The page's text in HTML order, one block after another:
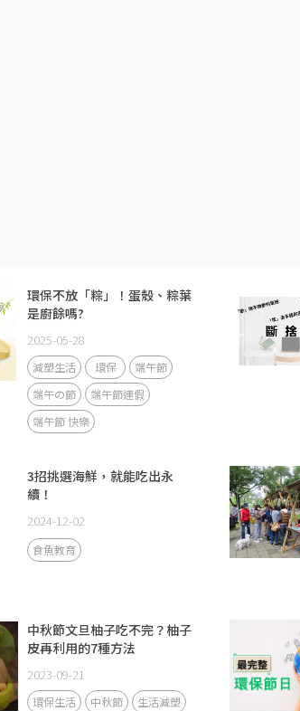
環保不放「粽」！蛋殼、粽葉
是廚餘嗎?
2025-05-28
減塑生活 環保
端午節
端午の節
端午節連假
端午節 快樂
3招挑選海鮮，就能吃出永
續！
2024-12-02
食魚教育
中秋節文旦柚子吃不完？柚子
皮再利用的7種方法
2023-09-21
環保生活 中秋節
生活減塑